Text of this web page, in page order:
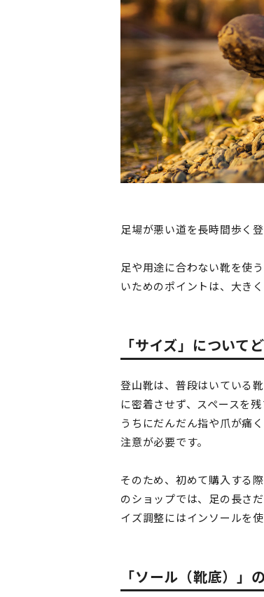
足場が悪い道を長時間歩く
足や用途に合わない靴を使
いためのポイントは、大き
「サイズ」について
登山靴は、普段はいている
に密着させず、スペースを
うちにだんだん指や爪が痛
注意が必要です。
そのため、初めて購入する
のショップでは、足の長さ
イズ調整にはインソールを
「ソール（靴底）」